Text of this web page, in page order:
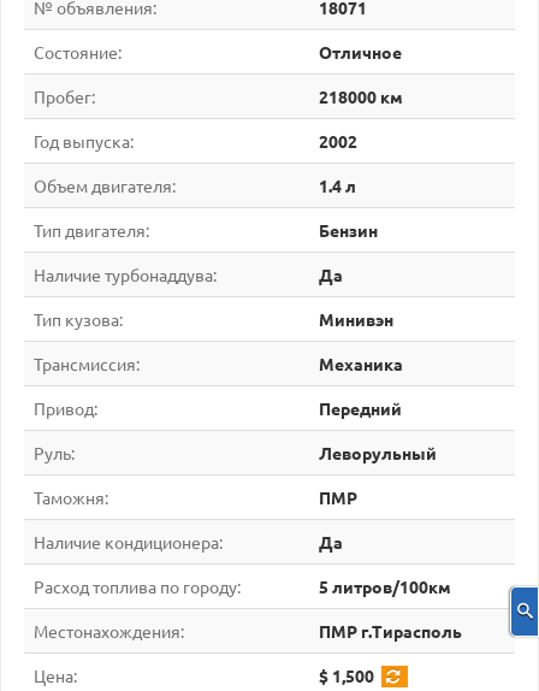
№ объявления: 18071
Состояние: Отличное
Пробег: 218000 км
Год выпуска: 2002
Объем двигателя: 1.4 л
Тип двигателя: Бензин
Наличие турбонаддува: Да
Тип кузова: Минивэн
Трансмиссия: Механика
Привод: Передний
Руль: Леворульный
Таможня: ПМР
Наличие кондиционера: Да
Расход топлива по городу: 5 литров/100км
Местонахождения: ПМР г.Тирасполь
Цена: $ 1,500